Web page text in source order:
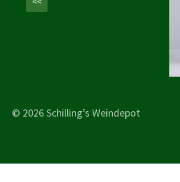
© 2026 Schilling’s Weindepot